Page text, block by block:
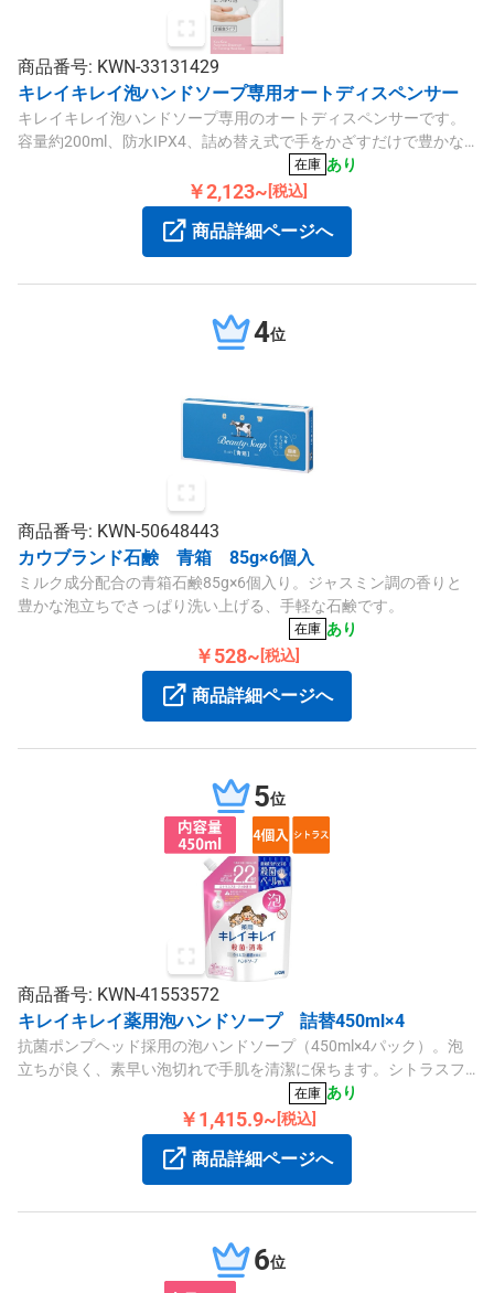
商品番号: KWN-33131429
キレイキレイ泡ハンドソープ専用オートディスペンサー
キレイキレイ泡ハンドソープ専用のオートディスペンサーです。
容量約200ml、防水IPX4、詰め替え式で手をかざすだけで豊かな
在庫 あり
￥2,123~ [税込]
商品詳細ページへ
4位
商品番号: KWN-50648443
カウブランド石鹸 青箱 85g×6個入
ミルク成分配合の青箱石鹸85g×6個入り。ジャスミン調の香りと
豊かな泡立ちでさっぱり洗い上げる、手軽な石鹸です。
在庫 あり
￥528~[税込]
商品詳細ページへ
5位
商品番号: KWN-41553572
キレイキレイ薬用泡ハンドソープ 詰替450ml×4
抗菌ポンプヘッド採用の泡ハンドソープ（450ml×4パック）。泡
立ちが良く、素早い泡切れで手肌を清潔に保ちます。シトラスフ
在庫 あり
￥1,415.9~ [税込]
商品詳細ページへ
6位